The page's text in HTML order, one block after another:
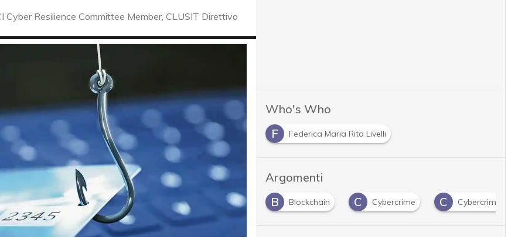
Resilience Committee Member, CLUSIT Direttivo
Who's Who
F
Federica Maria Rita Livelli
Argomenti
A
AI B Blockchain C Cybercrime C Cybercriminali